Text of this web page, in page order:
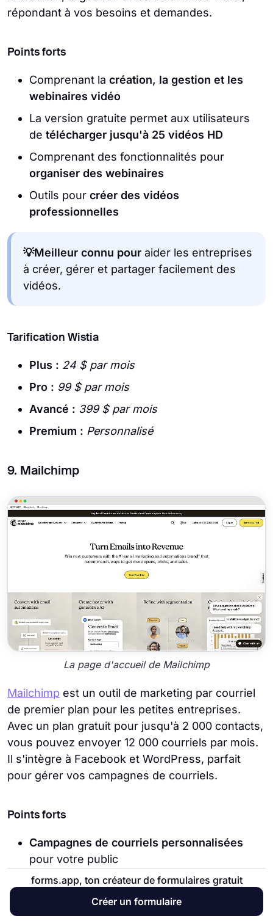
répondant à vos besoins et demandes.
Points forts
Comprenant la création, la gestion et les
webinaires vidéo
La version gratuite permet aux utilisateurs
de télécharger jusqu'à 25 vidéos HD
Comprenant des fonctionnalités pour
organiser des webinaires
Outils pour créer des vidéos
professionnelles
💡Meilleur connu pour aider les entreprises
à créer, gérer et partager facilement des
vidéos.
Tarification Wistia
Plus : 24 $ par mois
Pro : 99 $ par mois
Avancé : 399 $ par mois
Premium : Personnalisé
9. Mailchimp
La page d'accueil de Mailchimp
Mailchimp est un outil de marketing par courriel
de premier plan pour les petites entreprises.
Avec un plan gratuit pour jusqu'à 2 000 contacts,
vous pouvez envoyer 12 000 courriels par mois.
Il s'intègre à Facebook et WordPress, parfait
pour gérer vos campagnes de courriels.
Points forts
Campagnes de courriels personnalisées
pour votre public
Suivi de la performancede votre activité de
forms.app, ton créateur de formulaires gratuit
Créer un formulaire